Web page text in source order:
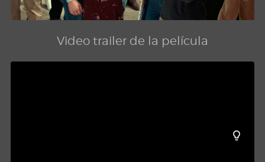
Video trailer de la película